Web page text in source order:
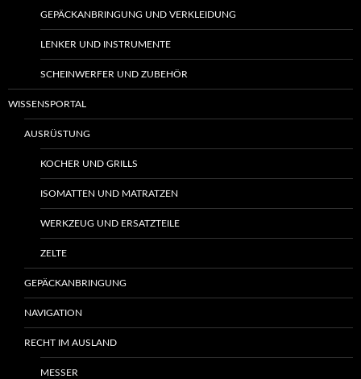
GEPÄCKANBRINGUNG UND VERKLEIDUNG
LENKER UND INSTRUMENTE
SCHEINWERFER UND ZUBEHÖR
WISSENSPORTAL
AUSRÜSTUNG
KOCHER UND GRILLS
ISOMATTEN UND MATRATZEN
WERKZEUG UND ERSATZTEILE
ZELTE
GEPÄCKANBRINGUNG
NAVIGATION
RECHT IM AUSLAND
MESSER